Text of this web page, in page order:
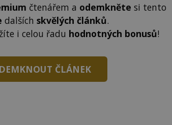
čtenářem a odemkněte si tento
dalšíchskvělých článků.
i celou řadu hodnotných bonusů!
ČLÁNEK